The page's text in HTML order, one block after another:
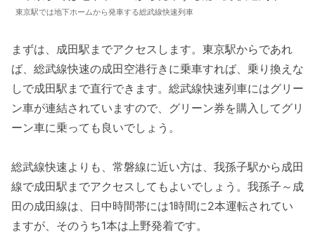
東京駅では地下ホームから発車する総武線快速列車
まずは、成田駅までアクセスします。東京駅からであれ
ば、総武線快速の成田空港行きに乗車すれば、乗り換えな
しで成田駅まで直行できます。総武線快速列車にはグリー
ン車が連結されていますので、グリーン券を購入してグリ
ーン車に乗っても良いでしょう。
総武線快速よりも、常磐線に近い方は、我孫子駅から成田
線で成田駅までアクセスしてもよいでしょう。我孫子～成
田の成田線は、日中時間帯には1時間に2本運転されてい
ますが、そのうち1本は上野発着です。